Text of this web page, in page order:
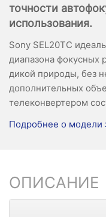
точности
использования.
Sony SEL20TC
диапазона фокусных
дикой природы, без
дополнительных
телеконвертером
Подробнее о модели
ОПИСАНИЕ